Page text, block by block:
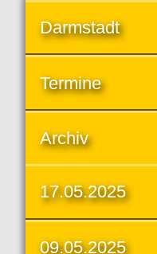
Darmstadt
Termine
Archiv
17.05.2025
09.05.2025